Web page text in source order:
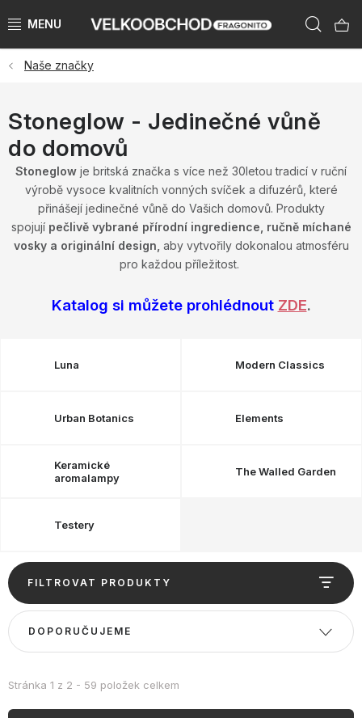
na
NAŠE ZNAČKY
PŘEDPRODEJ VÁNOCE 2026
NOVINKY 2026
KATEGORIE
ZNAČKY PODLE ZEMÍ
OBLÍBENÉ KOLEKCE
Naše značky
Stoneglow - Jedinečné vůně
do domovů
Stoneglow je britská značka s více než 30letou tradicí v ruční
výrobě vysoce kvalitních vonných svíček a difuzérů, které
přinášejí jedinečné vůně do Vašich domovů. Produkty
spojují pečlivě vybrané přírodní ingredience, ručně míchané
vosky a originální design, aby vytvořily dokonalou atmosféru
pro každou příležitost.
Katalog si můžete prohlédnout ZDE.
Luna Modern Classics
Urban Botanics Elements
Keramické
aromalampy
The Walled Garden
Testery
FILTROVAT PRODUKTY
V
ý
p
i
p
r
Stránka 1 z 2 - 59 položek celkem
Ř
a
e
n
DOPORUČUJEME